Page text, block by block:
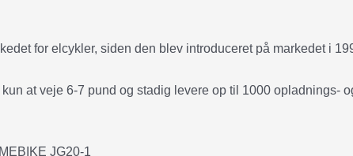
for elcykler, siden den blev introduceret på markedet i
at veje 6-7 pund og stadig levere op til 1000 opladnings-